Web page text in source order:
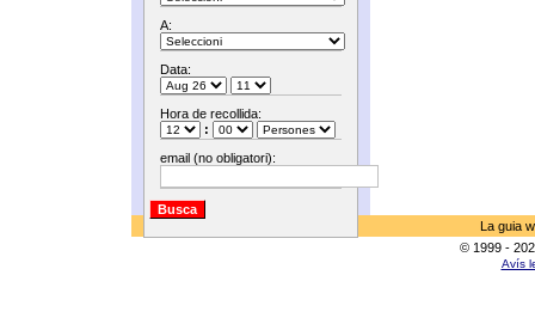
A:
Data:
Hora de recollida:
:
email (no obligatori):
La guia
© 1999 -
Avís